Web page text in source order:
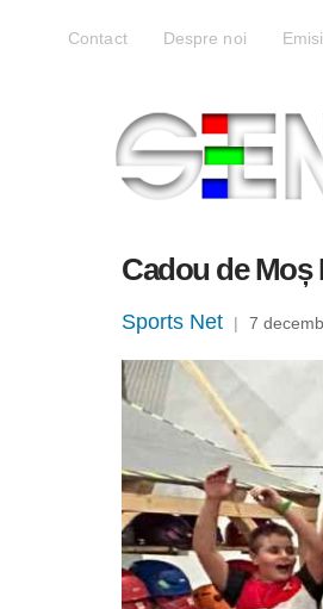
Contact Despre noi
Cadou de Moș
Sports Net | 7